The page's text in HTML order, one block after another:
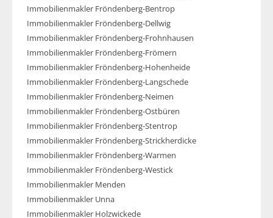
Immobilienmakler Fröndenberg-Bentrop
Immobilienmakler Fröndenberg-Dellwig
Immobilienmakler Fröndenberg-Frohnhausen
Immobilienmakler Fröndenberg-Frömern
Immobilienmakler Fröndenberg-Hohenheide
Immobilienmakler Fröndenberg-Langschede
Immobilienmakler Fröndenberg-Neimen
Immobilienmakler Fröndenberg-Ostbüren
Immobilienmakler Fröndenberg-Stentrop
Immobilienmakler Fröndenberg-Strickherdicke
Immobilienmakler Fröndenberg-Warmen
Immobilienmakler Fröndenberg-Westick
Immobilienmakler Menden
Immobilienmakler Unna
Immobilienmakler Holzwickede